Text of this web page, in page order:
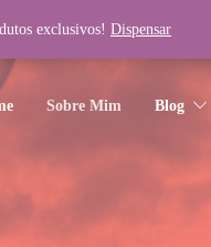
general.phpon line1275
Sobre Mim Blog
exclusivos! Dispensar